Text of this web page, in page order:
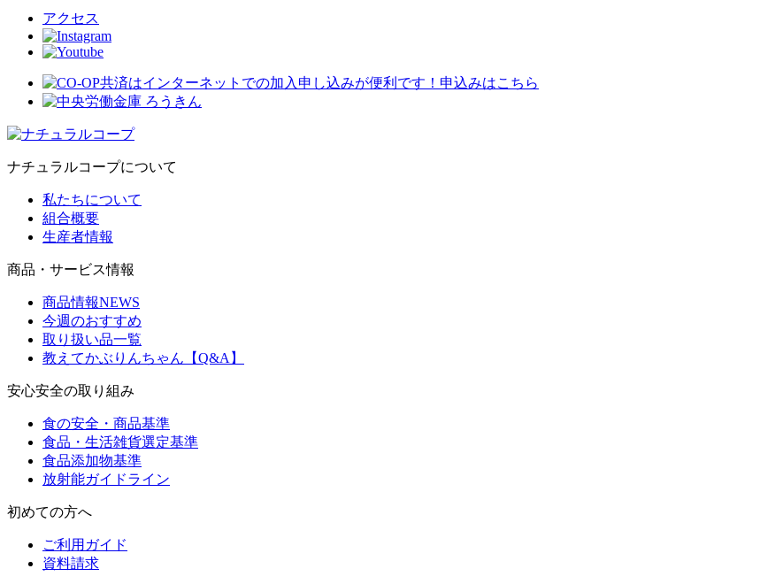
アクセス
ナチュラルコープについて
私たちについて
組合概要
生産者情報
商品・サービス情報
商品情報NEWS
今週のおすすめ
取り扱い品一覧
教えてかぶりんちゃん【Q&A】
安心安全の取り組み
食の安全・商品基準
食品・生活雑貨選定基準
食品添加物基準
放射能ガイドライン
初めての方へ
ご利用ガイド
資料請求